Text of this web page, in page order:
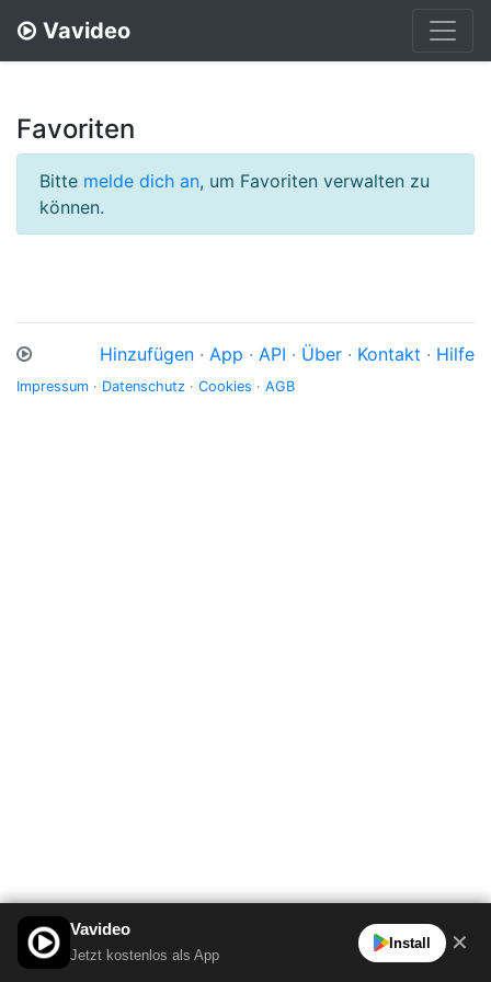
Vavideo
Favoriten
Bitte melde dich an, um Favoriten verwalten zu
können.
Hinzufügen · App · API · Über · Kontakt · Hilfe
Impressum · Datenschutz · Cookies · AGB
Vavideo
Jetzt kostenlos als App
Install ✕